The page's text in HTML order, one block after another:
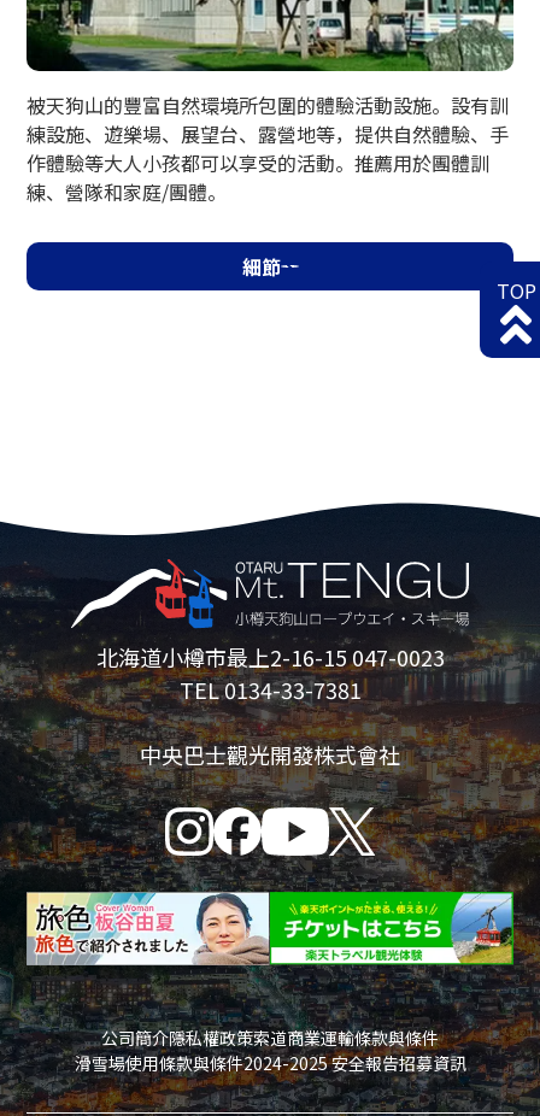
被天狗山的豐富自然環境所包圍的體驗活動設施。設有訓
練設施、遊樂場、展望台、露營地等，提供自然體驗、手
作體驗等大人小孩都可以享受的活動。推薦用於團體訓
練、營隊和家庭/團體。
細節
北海道小樽市最上2-16-15 047-0023
TEL 0134-33-7381
中央巴士觀光開發株式會社
公司簡介隱私權政策索道商業運輸條款與條件
滑雪場使用條款與條件2024-2025 安全報告招募資訊
TOP